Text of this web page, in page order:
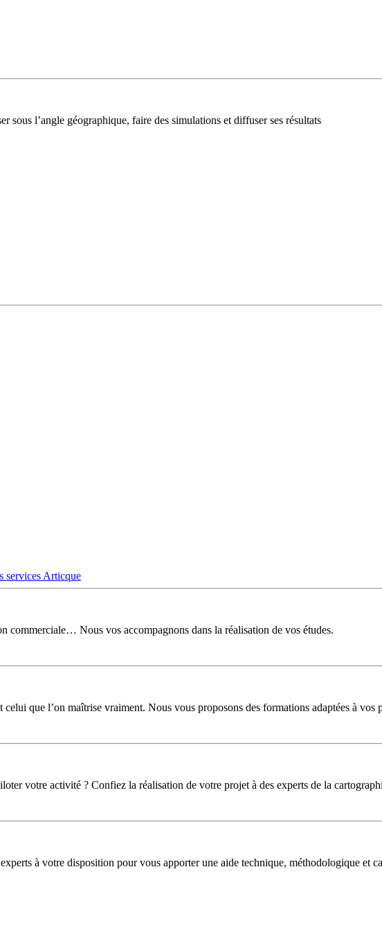
sous l’angle géographique, faire des simulations et diffuser ses résultats
services Articque
commerciale… Nous vos accompagnons dans la réalisation de vos études.
que l’on maîtrise vraiment. Nous vous proposons des formations adaptées à vos
votre activité ? Confiez la réalisation de votre projet à des experts de la
à votre disposition pour vous apporter une aide technique, méthodologique et